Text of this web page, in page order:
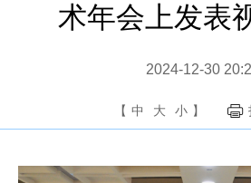
术年会上发表
2024-12-30
【 中 大 小 】